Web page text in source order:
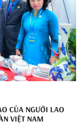
CỦA NGƯỜI LAO
VIỆT NAM